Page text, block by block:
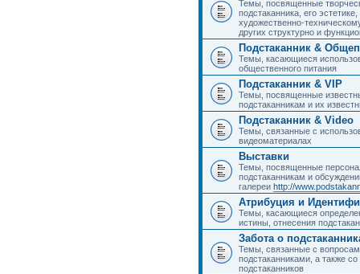
Темы, посвященные
подстаканника, его
художественно-
других структурно и
Подстаканник &
Темы, касающиеся
общественного питания
Подстаканник & VIP
Темы, посвященные
подстаканникам и их
Подстаканник & Video
Темы, связанные с
видеоматериалах
Выставки
Темы, посвященные
подстаканникам и
галереи http://
Атрибуция и
Темы, касающиеся
истины, отнесения
Забота о
Темы, связанные с
подстаканниками, а также
подстаканников